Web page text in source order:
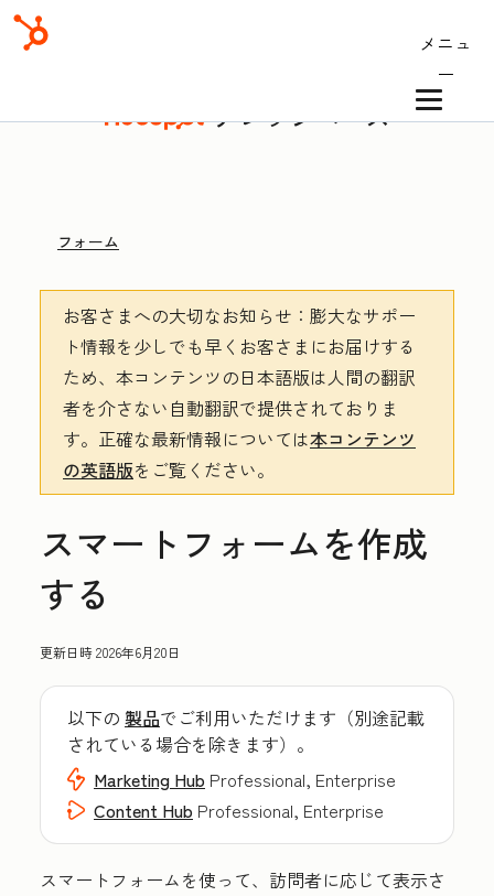
メニュ
ー
ナレッジベース
フォーム
お客さまへの大切なお知らせ ：膨大なサポー
ト情報を少しでも早くお客さまにお届けする
ため、本コンテンツの日本語版は人間の翻訳
者を介さない自動翻訳で提供されておりま
す。 正確な最新情報については本コンテンツ
の英語版をご覧ください。
スマートフォームを作成
する
更新日時2026年6月20日
以下の 製品でご利用いただけます（別途記載
されている場合を除きます）。
Marketing Hub Professional, Enterprise
Content Hub Professional, Enterprise
スマートフォームを使って、訪問者に応じて表示さ